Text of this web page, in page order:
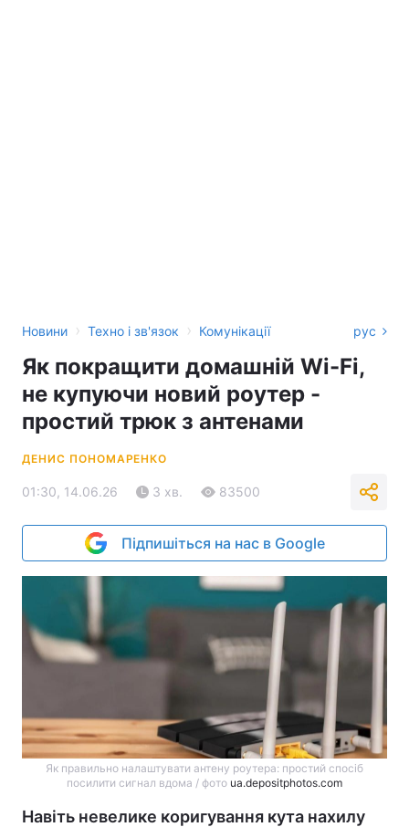
Новини › Техно і зв'язок › Комунікації рус
Як покращити домашній Wi-Fi,
не купуючи новий роутер -
простий трюк з антенами
ДЕНИС ПОНОМАРЕНКО
01:30, 14.06.26 3 хв. 83500
Підпишіться на нас в Google
Як правильно налаштувати антену роутера: простий спосіб
посилити сигнал вдома / фото ua.depositphotos.com
Навіть невелике коригування кута нахилу